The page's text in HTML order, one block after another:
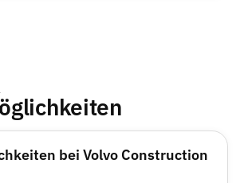
bei Volvo Construction